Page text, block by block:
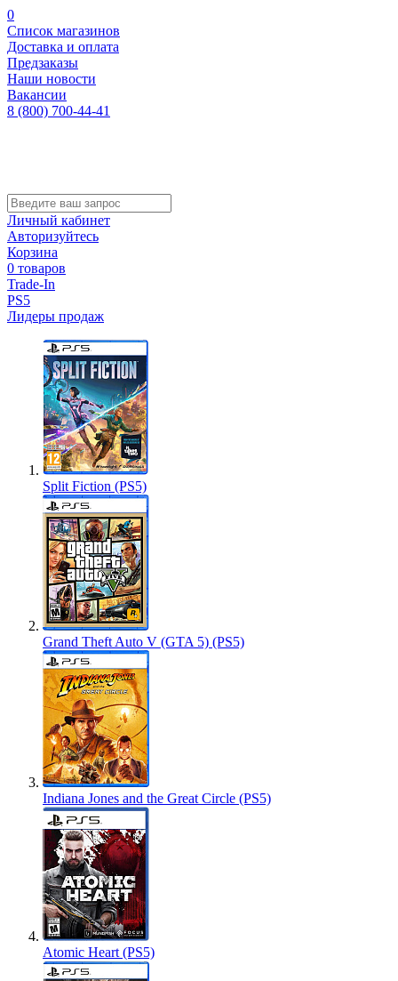
0
Список магазинов
Доставка и оплата
Предзаказы
Наши новости
Вакансии
8 (800) 700-44-41
Личный кабинет
Авторизуйтесь
Корзина
0 товаров
Trade-In
PS5
Лидеры продаж
Split Fiction (PS5)
Grand Theft Auto V (GTA 5) (PS5)
Indiana Jones and the Great Circle (PS5)
Atomic Heart (PS5)